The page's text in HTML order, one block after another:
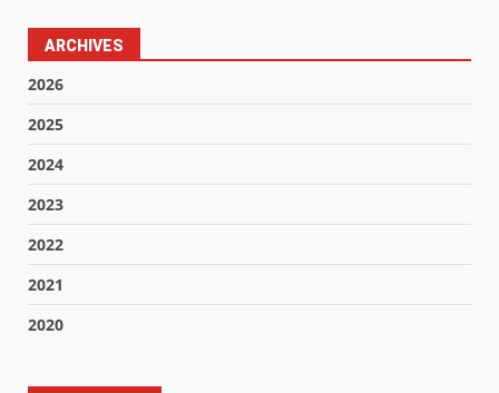
ARCHIVES
2026
2025
2024
2023
2022
2021
2020